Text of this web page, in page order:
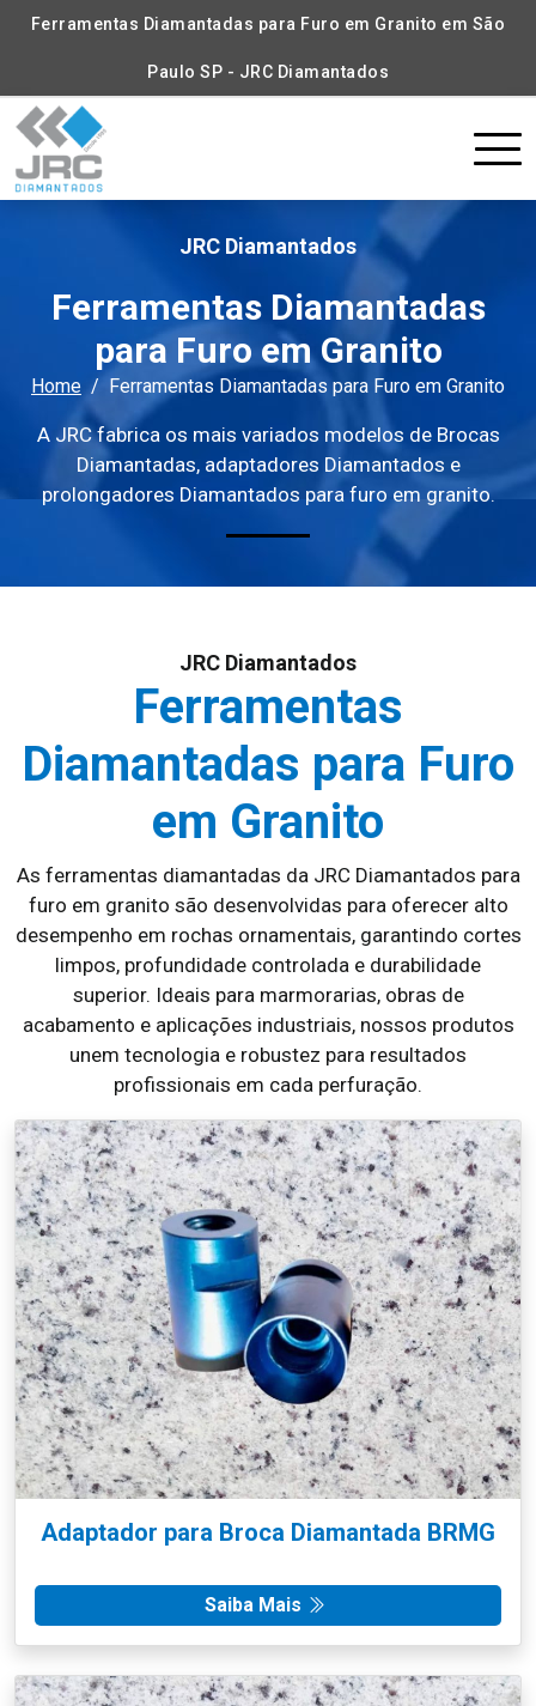
Ferramentas Diamantadas para Furo em Granito em São
Paulo SP - JRC Diamantados
JRC Diamantados
Ferramentas Diamantadas
para Furo em Granito
Home Ferramentas Diamantadas para Furo em Granito
A JRC fabrica os mais variados modelos de Brocas
Diamantadas, adaptadores Diamantados e
prolongadores Diamantados para furo em granito.
JRC Diamantados
Ferramentas
Diamantadas para Furo
em Granito
As ferramentas diamantadas da JRC Diamantados para
furo em granito são desenvolvidas para oferecer alto
desempenho em rochas ornamentais, garantindo cortes
limpos, profundidade controlada e durabilidade
superior. Ideais para marmorarias, obras de
acabamento e aplicações industriais, nossos produtos
unem tecnologia e robustez para resultados
profissionais em cada perfuração.
Adaptador para Broca Diamantada BRMG
Saiba Mais